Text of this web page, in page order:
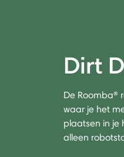
Dirt
De Roomba®
waar je het
plaatsen in je
alleen